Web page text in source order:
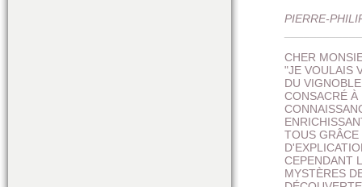
PIERRE-
CHER
"JE VOULAIS
DU
CONSACRÉ
TOUS
CEPENDANT
MYSTÈRES